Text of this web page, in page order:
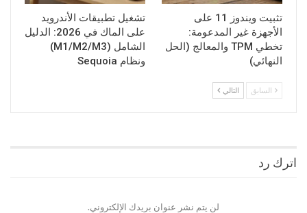
تثبيت ويندوز 11 على
الأجهزة غير المدعومة:
تخطي TPM والمعالج (الحل
النهائي)
تشغيل تطبيقات الأندرويد
على الماك في 2026: الدليل
الشامل (M1/M2/M3)
ونظام Sequoia
السابق التالي
اترك رد
لن يتم نشر عنوان بريدك الإلكتروني.